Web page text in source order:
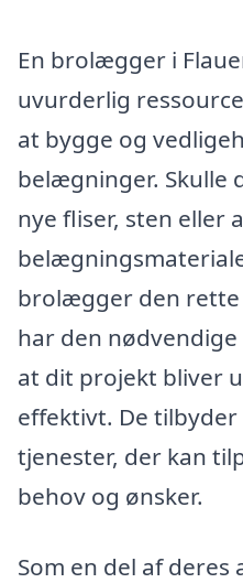
En brolægger i
uvurderlig
at bygge og
belægninger. Skulle
nye fliser, sten eller
brolægger den
har den
at dit projekt bliver
effektivt. De
tjenester, der kan
behov og ønsker.
Som en del af deres